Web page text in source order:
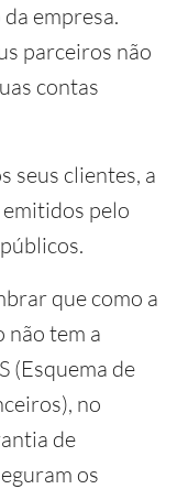
empresa.
parceiros não
contas
seus clientes, a
pelo
que como a
não tem a
(Esquema de
no
de
os